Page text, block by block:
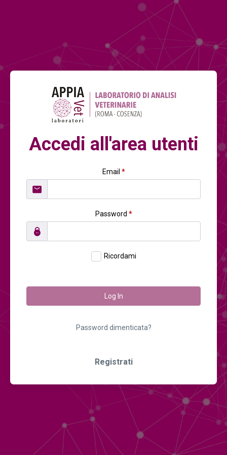
Accedi all'area utenti
Email *
Password *
Ricordami
Log In
Password dimenticata?
Registrati